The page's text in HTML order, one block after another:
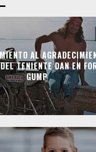
AL
TENIENTE DAN EN
GUMP